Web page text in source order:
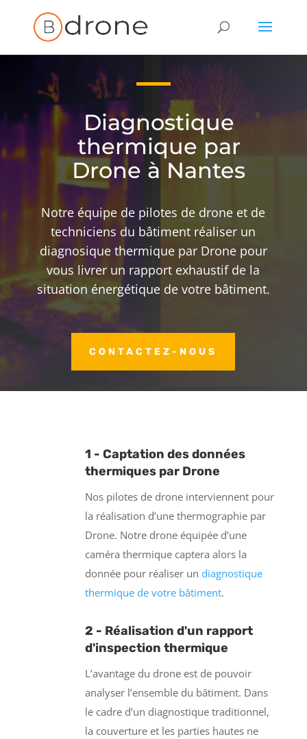
Diagnostique
thermique par
Drone à Nantes
Notre équipe de pilotes de drone et de
techniciens du bâtiment réaliser un
diagnosique thermique par Drone pour
vous livrer un rapport exhaustif de la
situation énergétique de votre bâtiment.
CONTACTEZ-NOUS
1 - Captation des données
thermiques par Drone
Nos pilotes de drone interviennent pour
la réalisation d’une thermographie par
Drone. Notre drone équipée d’une
caméra thermique captera alors la
donnée pour réaliser un diagnostique
thermique de votre bâtiment.
2 - Réalisation d'un rapport
d'inspection thermique
L’avantage du drone est de pouvoir
analyser l’ensemble du bâtiment. Dans
le cadre d’un diagnostique traditionnel,
la couverture et les parties hautes ne